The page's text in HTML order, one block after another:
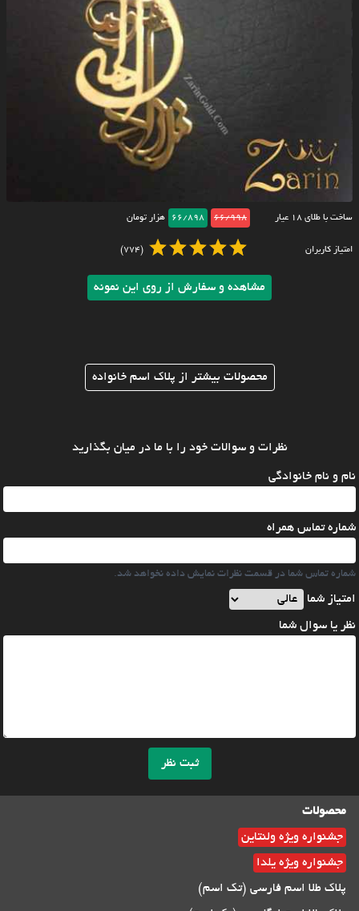
ساخت با طلای ۱۸ عیار 66/998
66/898 هزار تومان
امتیاز کاربران (774)
مشاهده و سفارش از روی این نمونه
محصولات بیشتر از پلاک اسم خانواده
نظرات و سوالات خود را با ما در میان بگذارید
نام و نام خانوادگی
شماره تماس همراه
شماره تماس شما در قسمت نظرات نمایش داده نخواهد شد.
امتیاز شما
نظر یا سوال شما
ثبت نظر
محصولات
جشنواره ویژه ولنتاین
جشنواره ویژه یلدا
پلاک طلا اسم فارسی (تک اسم)